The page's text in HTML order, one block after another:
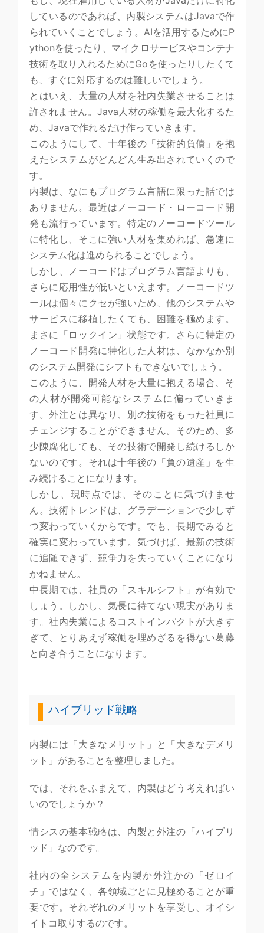
しているのであれば、内製システムはJavaで作
られていくことでしょう。AIを活用するためにP
ythonを使ったり、マイクロサービスやコンテナ
技術を取り入れるためにGoを使ったりしたくて
も、すぐに対応するのは難しいでしょう。
とはいえ、大量の人材を社内失業させることは
許されません。Java人材の稼働を最大化するた
め、Javaで作れるだけ作っていきます。
このようにして、十年後の「技術的負債」を抱
えたシステムがどんどん生み出されていくので
す。
内製は、なにもプログラム言語に限った話では
ありません。最近はノーコード・ローコード開
発も流行っています。特定のノーコードツール
に特化し、そこに強い人材を集めれば、急速に
システム化は進められることでしょう。
しかし、ノーコードはプログラム言語よりも、
さらに応用性が低いといえます。ノーコードツ
ールは個々にクセが強いため、他のシステムや
サービスに移植したくても、困難を極めます。
まさに「ロックイン」状態です。さらに特定の
ノーコード開発に特化した人材は、なかなか別
のシステム開発にシフトもできないでしょう。
このように、開発人材を大量に抱える場合、そ
の人材が開発可能なシステムに偏っていきま
す。外注とは異なり、別の技術をもった社員に
チェンジすることができません。そのため、多
少陳腐化しても、その技術で開発し続けるしか
ないのです。それは十年後の「負の遺産」を生
み続けることになります。
しかし、現時点では、そのことに気づけませ
ん。技術トレンドは、グラデーションで少しず
つ変わっていくからです。でも、長期でみると
確実に変わっています。気づけば、最新の技術
に追随できず、競争力を失っていくことになり
かねません。
中長期では、社員の「スキルシフト」が有効で
しょう。しかし、気長に待てない現実がありま
す。社内失業によるコストインパクトが大きす
ぎて、とりあえず稼働を埋めざるを得ない葛藤
と向き合うことになります。
ハイブリッド戦略
内製には「大きなメリット」と「大きなデメリ
ット」があることを整理しました。
では、それをふまえて、内製はどう考えればい
いのでしょうか？
情シスの基本戦略は、内製と外注の「ハイブリ
ッド」なのです。
社内の全システムを内製か外注かの「ゼロイ
チ」ではなく、各領域ごとに見極めることが重
要です。それぞれのメリットを享受し、オイシ
イトコ取りするのです。